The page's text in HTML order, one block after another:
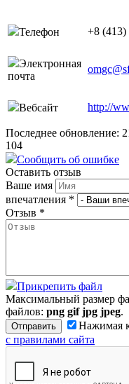
Телефон +8 (413)
Электронная
почта
Вебсайт http://
Последнее обновление:
104
Сообщить об ошибке
Оставить отзыв
Ваше имя
впечатления *
Отзыв *
Прикрепить файл
Максимальный размер
файлов: png gif jpg jpeg.
Нажимая
с правилами сайта